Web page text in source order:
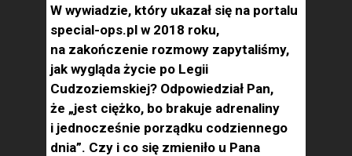
W wywiadzie, który ukazał się na portalu
special-ops.pl w 2018 roku,
na zakończenie rozmowy zapytaliśmy,
jak wygląda życie po Legii
Cudzoziemskiej? Odpowiedział Pan,
że „jest ciężko, bo brakuje adrenaliny
i jednocześnie porządku codziennego
dnia”. Czy i co się zmieniło u Pana